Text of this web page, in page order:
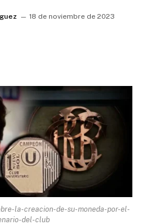
18 de noviembre de 2023
la-creacion-de-su-moneda-por-el-
del-club